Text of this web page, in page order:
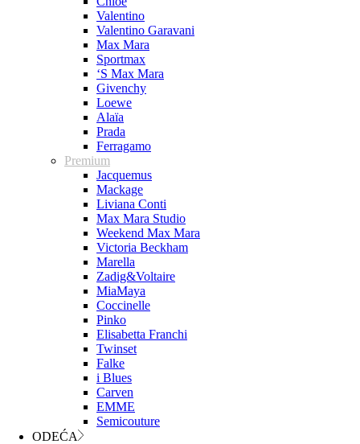
Valentino
Valentino Garavani
Max Mara
Sportmax
‘S Max Mara
Givenchy
Loewe
Alaïa
Prada
Ferragamo
Premium
Jacquemus
Mackage
Liviana Conti
Max Mara Studio
Weekend Max Mara
Victoria Beckham
Marella
Zadig&Voltaire
MiaMaya
Coccinelle
Pinko
Elisabetta Franchi
Twinset
Falke
i Blues
Carven
EMME
Semicouture
ODEĆA